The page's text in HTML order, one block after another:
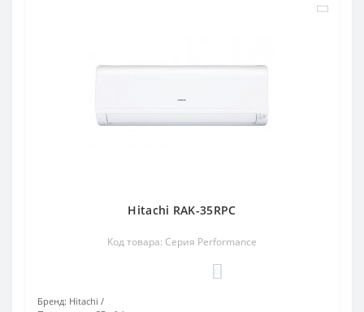
Hitachi RAK-35RPC
Код товара: Серия Performance
Бренд: Hitachi